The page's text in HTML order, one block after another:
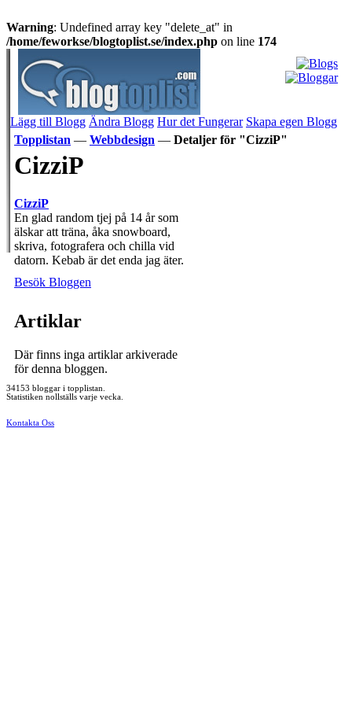
Warning: Undefined array key "delete_at" in
/home/feworkse/blogtoplist.se/index.php on line 174
Lägg till Blogg Ändra Blogg Hur det Fungerar Skapa egen Blogg
Topplistan — Webbdesign — Detaljer för "CizziP"
CizziP
CizziP
En glad random tjej på 14 år som
älskar att träna, åka snowboard,
skriva, fotografera och chilla vid
datorn. Kebab är det enda jag äter.
Besök Bloggen
Artiklar
Där finns inga artiklar arkiverade
för denna bloggen.
34153 bloggar i topplistan.
Statistiken nollställs varje vecka.
Kontakta Oss